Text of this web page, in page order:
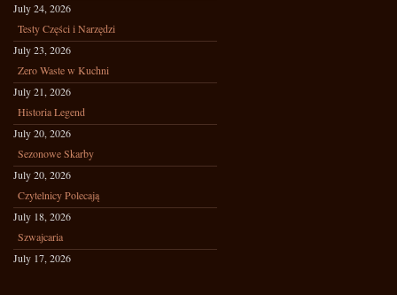
July 24, 2026
Testy Części i Narzędzi
July 23, 2026
Zero Waste w Kuchni
July 21, 2026
Historia Legend
July 20, 2026
Sezonowe Skarby
July 20, 2026
Czytelnicy Polecają
July 18, 2026
Szwajcaria
July 17, 2026